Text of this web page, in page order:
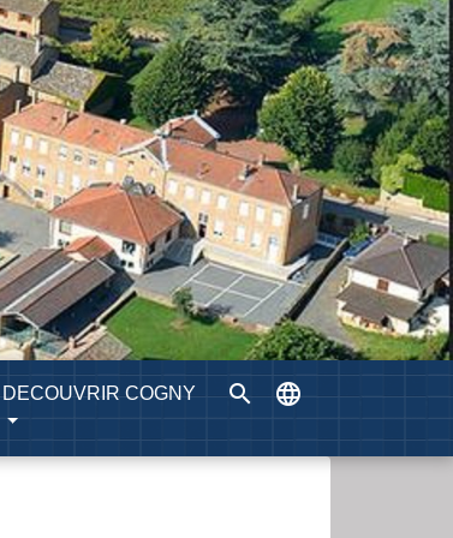
DECOUVRIR COGNY search language